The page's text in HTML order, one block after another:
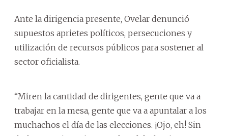
Ante la dirigencia presente, Ovelar denunció
supuestos aprietes políticos, persecuciones y
utilización de recursos públicos para sostener al
sector oficialista.
“Miren la cantidad de dirigentes, gente que va a
trabajar en la mesa, gente que va a apuntalar a los
muchachos el día de las elecciones. ¡Ojo, eh! Sin